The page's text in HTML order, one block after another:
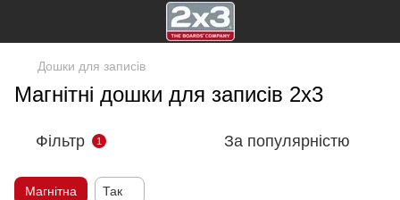
Дошки для записів
Магнітні дошки для записів 2х3
Фільтр 1 За популярністю
Магнітна Так